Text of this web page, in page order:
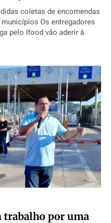
coletas de encomendas
entregadores
pelo Ifood vão aderir à
trabalho por uma